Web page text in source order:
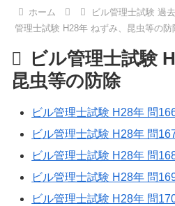
ホーム ビル管理士試験 過
管理士試験 H28年 ねずみ、昆虫等の防
ビル管理士試験
昆虫等の防除
ビル管理士試験 H28年 問
ビル管理士試験 H28年 問
ビル管理士試験 H28年 問
ビル管理士試験 H28年 問
ビル管理士試験 H28年 問